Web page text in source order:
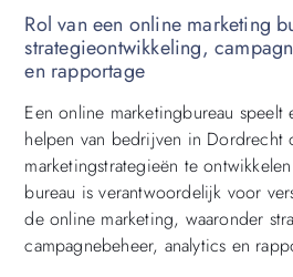
Rol van een online marketing
strategieontwikkeling,
en rapportage
Een online marketingbureau
helpen van bedrijven in Dordrecht
marketingstrategieën te
bureau is verantwoordelijk voor
de online marketing, waaronder
campagnebeheer, analytics en